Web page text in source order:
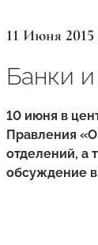
11 Июня 2015
Банки
10 июня в
Правления
отделений, а
обсуждение